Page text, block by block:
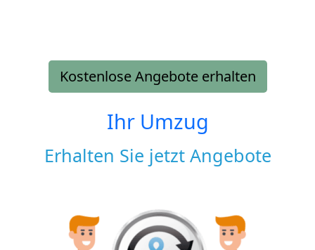
Kostenlose Angebote erhalten
Ihr Umzug
Erhalten Sie jetzt Angebote